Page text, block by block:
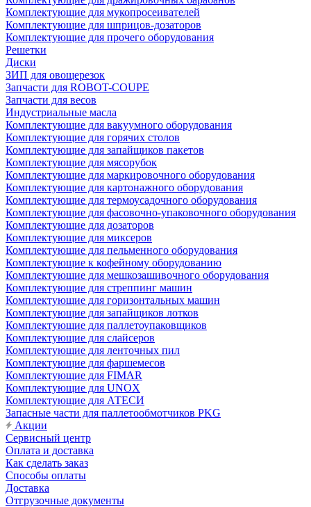
Комплектующие для мукопросеивателей
Комплектующие для шприцов-дозаторов
Комплектующие для прочего оборудования
Решетки
Диски
ЗИП для овощерезок
Запчасти для ROBOT-COUPE
Запчасти для весов
Индустриальные масла
Комплектующие для вакуумного оборудования
Комплектующие для горячих столов
Комплектующие для запайщиков пакетов
Комплектующие для мясорубок
Комплектующие для маркировочного оборудования
Комплектующие для картонажного оборудования
Комплектующие для термоусадочного оборудования
Комплектующие для фасовочно-упаковочного оборудования
Комплектующие для дозаторов
Комплектующие для миксеров
Комплектующие для пельменного оборудования
Комплектующие к кофейному оборудованию
Комплектующие для мешкозашивочного оборудования
Комплектующие для стреппинг машин
Комплектующие для горизонтальных машин
Комплектующие для запайщиков лотков
Комплектующие для паллетоупаковщиков
Комплектующие для слайсеров
Комплектующие для ленточных пил
Комплектующие для фаршемесов
Комплектующие для FIMAR
Комплектующие для UNOX
Комплектующие для АТЕСИ
Запасные части для паллетообмотчиков PKG
Акции
Сервисный центр
Оплата и доставка
Как сделать заказ
Способы оплаты
Доставка
Отгрузочные документы